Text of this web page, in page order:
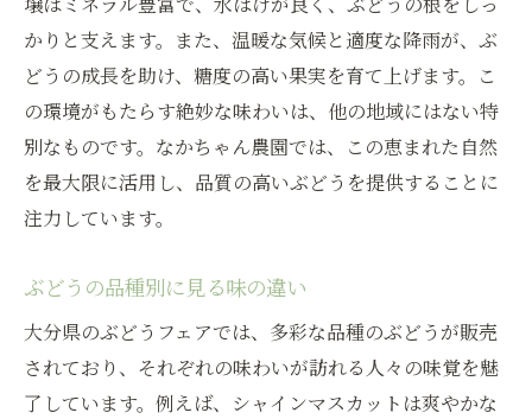
かりと支えます。また、温暖な気候と適度な降雨が、ぶ
どうの成長を助け、糖度の高い果実を育て上げます。こ
の環境がもたらす絶妙な味わいは、他の地域にはない特
別なものです。なかちゃん農園では、この恵まれた自然
を最大限に活用し、品質の高いぶどうを提供することに
注力しています。
ぶどうの品種別に見る味の違い
大分県のぶどうフェアでは、多彩な品種のぶどうが販売
されており、それぞれの味わいが訪れる人々の味覚を魅
了しています。例えば、シャインマスカットは爽やかな